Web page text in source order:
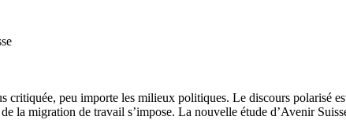
peu importe les milieux politiques. Le discours polarisé
la migration de travail s’impose. La nouvelle étude d’Avenir